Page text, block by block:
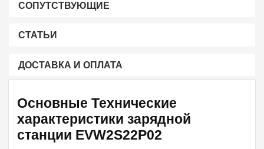
СОПУТСТВУЮЩИЕ
СТАТЬИ
ДОСТАВКА И ОПЛАТА
Основные Технические
характеристики зарядной
станции EVW2S22P02